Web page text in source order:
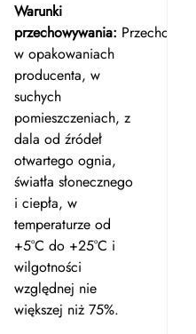
Warunki
przechowywania:
w opakowaniach
producenta, w
suchych
pomieszczeniach, z
dala od źródeł
otwartego ognia,
światła słonecznego
i ciepła, w
temperaturze od
+5°C do +25°C i
wilgotności
względnej nie
większej niż 75%.